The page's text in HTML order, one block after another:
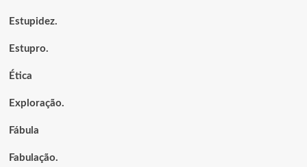
Estupidez.
Estupro.
Ética
Exploração.
Fábula
Fabulação.